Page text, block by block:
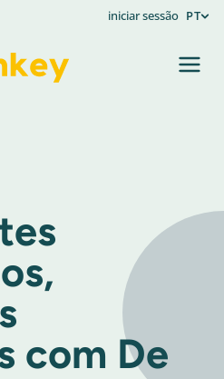
iniciar sessão PT
com De